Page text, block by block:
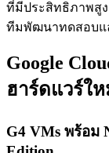
ที่มีประสิทธิภาพสู
ทีมพัฒนาทดสอบแล
Google
ฮาร์ดแวร์ใ
G4 VMs พร้อม